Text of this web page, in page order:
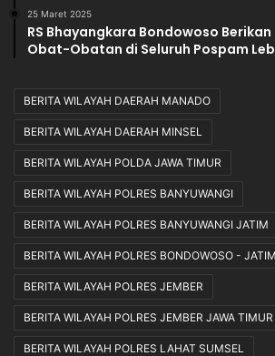
25 Maret 2025
RS Bhayangkara Bondowoso
Obat-Obatan di Seluruh Pospam
BERITA WILAYAH DAERAH MANADO
BERITA WILAYAH DAERAH MINSEL
BERITA WILAYAH POLDA JAWA TIMUR
BERITA WILAYAH POLRES BANYUWANGI
BERITA WILAYAH POLRES BANYUWANGI JATIM
BERITA WILAYAH POLRES BONDOWOSO - JATIM
BERITA WILAYAH POLRES JEMBER
BERITA WILAYAH POLRES JEMBER JAWA TIMUR
BERITA WILAYAH POLRES LAHAT SUMSEL